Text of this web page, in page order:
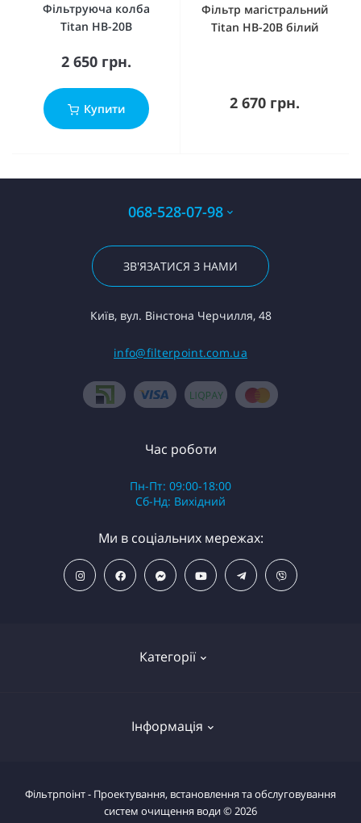
Фільтруюча колба
Titan HB-20B
2 650 грн.
Купити
Фільтр магістральний
Titan HB-20B білий
2 670 грн.
068-528-07-98
ЗВ'ЯЗАТИСЯ З НАМИ
Київ, вул. Вінстона Черчилля, 48
info@filterpoint.com.ua
Категорії
ПОПУЛЯРНІ ТОВАРИ
Фільтри магістральні
Інформація
Повернути товар
Час роботи
Пн-Пт: 09:00-18:00
Сб-Нд: Вихідний
Ми в соціальних мережах:
Фільтрпоінт - Проектування, встановлення та обслуговування
систем очищення води © 2026